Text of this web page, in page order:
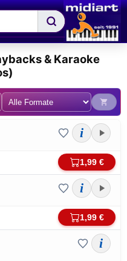
& Karaoke
i
1,99 €
i
1,99 €
i